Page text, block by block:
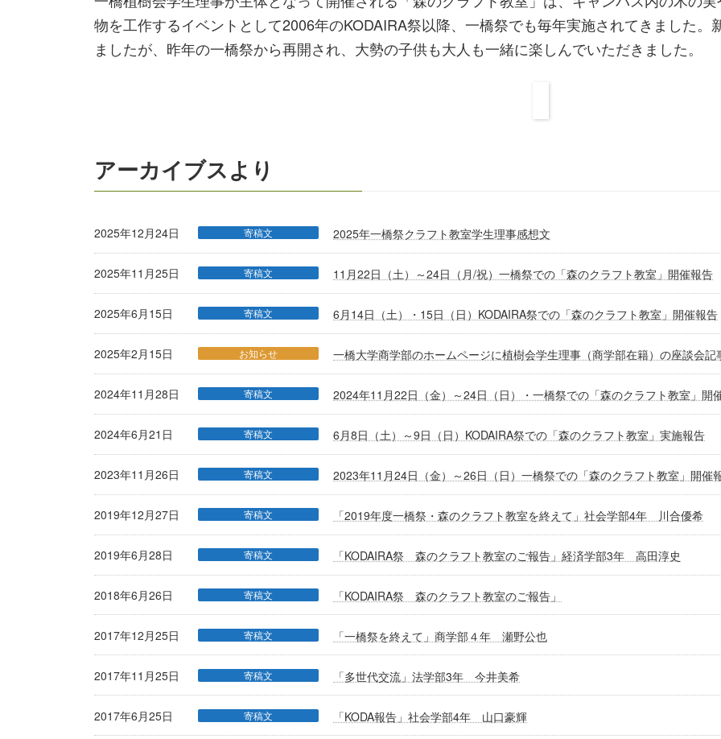
物を工作するイベントとして2006年のKODAIRA祭以降、一橋祭でも毎年実施されてきました。
ましたが、昨年の一橋祭から再開され、大勢の子供も大人も一緒に楽しんでいただきました。
アーカイブスより
2025年12月24日 寄稿文 2025年一橋祭クラフト教室学生理事感想文
2025年11月25日 寄稿文 11月22日（土）～24日（月/祝）一橋祭での「森のクラフト教室」開催報告
2025年6月15日 寄稿文 6月14日（土）・15日（日）KODAIRA祭での「森のクラフト教室」開催報告
2025年2月15日 お知らせ 一橋大学商学部のホームページに植樹会学生理事（商学部在籍）の座談会記
2024年11月28日 寄稿文 2024年11月22日（金）～24日（日）・一橋祭での「森のクラフト教室」開
2024年6月21日 寄稿文 6月8日（土）～9日（日）KODAIRA祭での「森のクラフト教室」実施報告
2023年11月26日 寄稿文 2023年11月24日（金）～26日（日）一橋祭での「森のクラフト教室」開催
2019年12月27日 寄稿文 「2019年度一橋祭・森のクラフト教室を終えて」社会学部4年 川合優希
2019年6月28日 寄稿文 「KODAIRA祭 森のクラフト教室のご報告」経済学部3年 高田淳史
2018年6月26日 寄稿文 「KODAIRA祭 森のクラフト教室のご報告」
2017年12月25日 寄稿文 「一橋祭を終えて」商学部４年 瀬野公也
2017年11月25日 寄稿文 「多世代交流」法学部3年 今井美希
2017年6月25日 寄稿文 「KODA報告」社会学部4年 山口豪輝